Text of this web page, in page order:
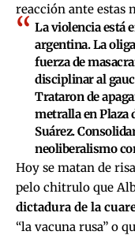
reacción ante estas
La violencia está
argentina. La
fuerza de
disciplinar al
Trataron de
metralla en Plaza
Suárez.
neoliberalismo
Hoy se matan de
pelo chitrulo que
dictadura de la
“la vacuna rusa” o